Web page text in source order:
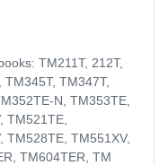
TM211T, 212T,
TM347T,
N, TM353TE,
TM521TE,
TM528TE, TM551XV,
TM604TER, TM